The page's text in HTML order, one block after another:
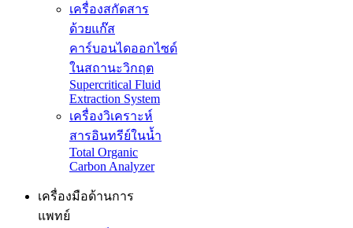
เครื่องสกัดสาร
ด้วยแก๊ส
คาร์บอนไดออกไซด์
ในสถานะวิกฤต
Supercritical Fluid
Extraction System
เครื่องวิเคราะห์
สารอินทรีย์ในน้ำ
Total Organic
Carbon Analyzer
เครื่องมือด้านการ
แพทย์